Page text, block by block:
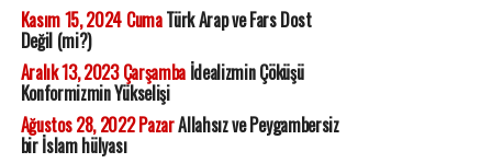
Kasım 15, 2024 CumaTürk Arap ve Fars Dost
Değil (mi?)
Aralık 13, 2023 Çarşambaİdealizmin Çöküşü
Konformizmin Yükselişi
Ağustos 28, 2022 PazarAllahsız ve Peygambersiz
bir İslam hülyası